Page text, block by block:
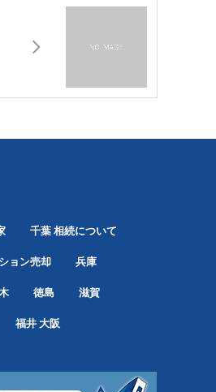
千葉相続について
ョン売却 兵庫
徳島 滋賀
福井大阪